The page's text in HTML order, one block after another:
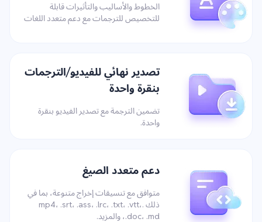
الخطوط والأساليب والتأثيرات قابلة
للتخصيص للترجمات مع دعم متعدد اللغات
تصدير نهائي للفيديو/الترجمات
بنقرة واحدة
تضمين الترجمة مع تصدير الفيديو بنقرة
واحدة.
دعم متعدد الصيغ
متوافق مع تنسيقات إخراج متنوعة، بما في
ذلك .mp4، .srt، .ass، .lrc، .txt، .vtt،
.doc، .md، والمزيد.